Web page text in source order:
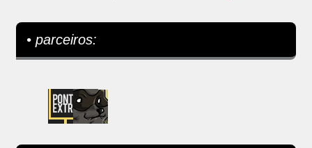
• parceiros: